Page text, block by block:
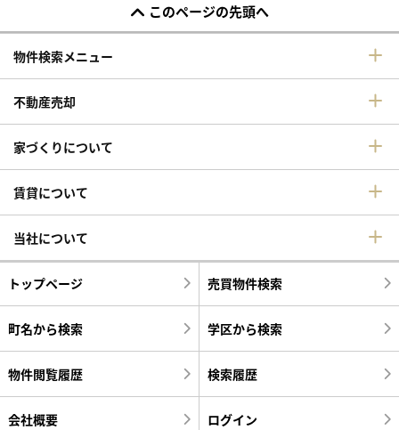
このページの先頭へ
物件検索メニュー
不動産売却
家づくりについて
賃貸について
当社について
トップページ 売買物件検索
町名から検索 学区から検索
物件閲覧履歴 検索履歴
会社概要 ログイン